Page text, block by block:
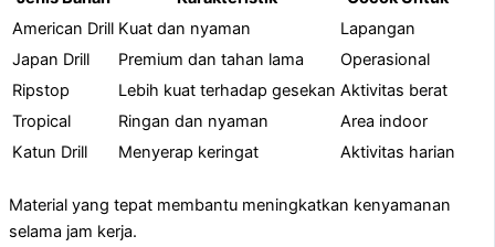
American Drill Kuat dan nyaman
Lapangan
Japan Drill
Premium dan tahan lama
Operasional
Ripstop
Lebih kuat terhadap gesekan Aktivitas berat
Tropical
Ringan dan nyaman
Area indoor
Katun Drill
Menyerap keringat Aktivitas harian
Material yang tepat membantu meningkatkan kenyamanan
selama jam kerja.